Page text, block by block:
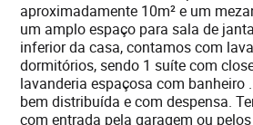
aproximadamente 10m² e um
um amplo espaço para sala de
inferior da casa, contamos com
dormitórios, sendo 1 suíte com
lavanderia espaçosa com banheiro
bem distribuída e com despensa.
com entrada pela garagem ou